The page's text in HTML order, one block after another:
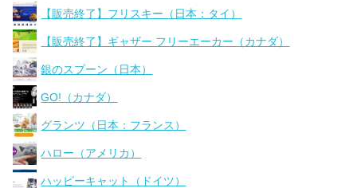
【販売終了】フリスキー（日本：タイ）
【販売終了】ギャザー フリーエーカー（カナダ）
銀のスプーン（日本）
GO!（カナダ）
グランツ（日本：フランス）
ハロー（アメリカ）
ハッピーキャット（ドイツ）